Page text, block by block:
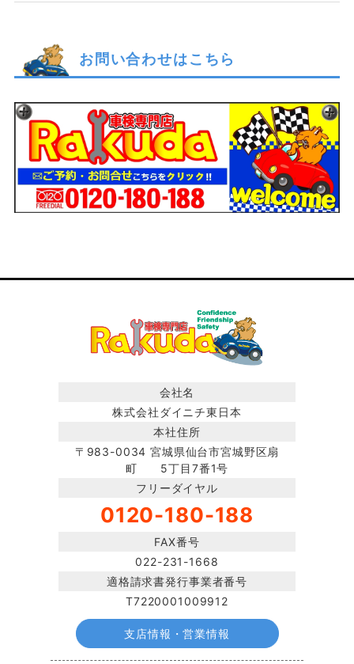
お問い合わせはこちら
会社名
株式会社ダイニチ東日本
本社住所
〒983-0034 宮城県仙台市宮城野区扇
町 5丁目7番1号
フリーダイヤル
0120-180-188
FAX番号
022-231-1668
適格請求書発行事業者番号
T7220001009912
支店情報・営業情報